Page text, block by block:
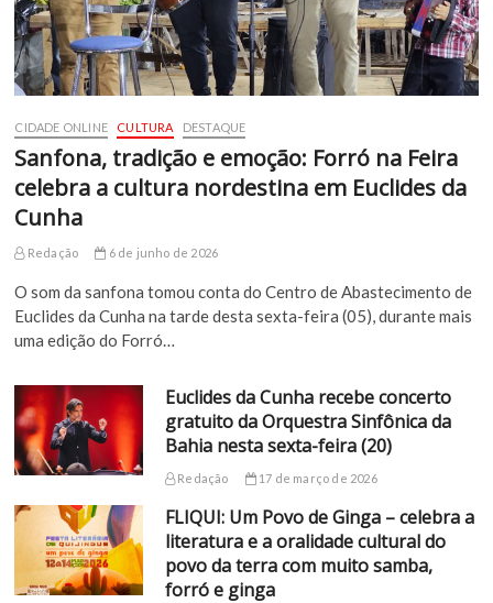
CIDADE ONLINE CULTURA DESTAQUE
Sanfona, tradição e emoção: Forró na Feira
celebra a cultura nordestina em Euclides da
Cunha
Redação 6 de junho de 2026
O som da sanfona tomou conta do Centro de Abastecimento de
Euclides da Cunha na tarde desta sexta-feira (05), durante mais
uma edição do Forró…
Euclides da Cunha recebe concerto
gratuito da Orquestra Sinfônica da
Bahia nesta sexta-feira (20)
Redação 17 de março de 2026
FLIQUI: Um Povo de Ginga – celebra a
literatura e a oralidade cultural do
povo da terra com muito samba,
forró e ginga